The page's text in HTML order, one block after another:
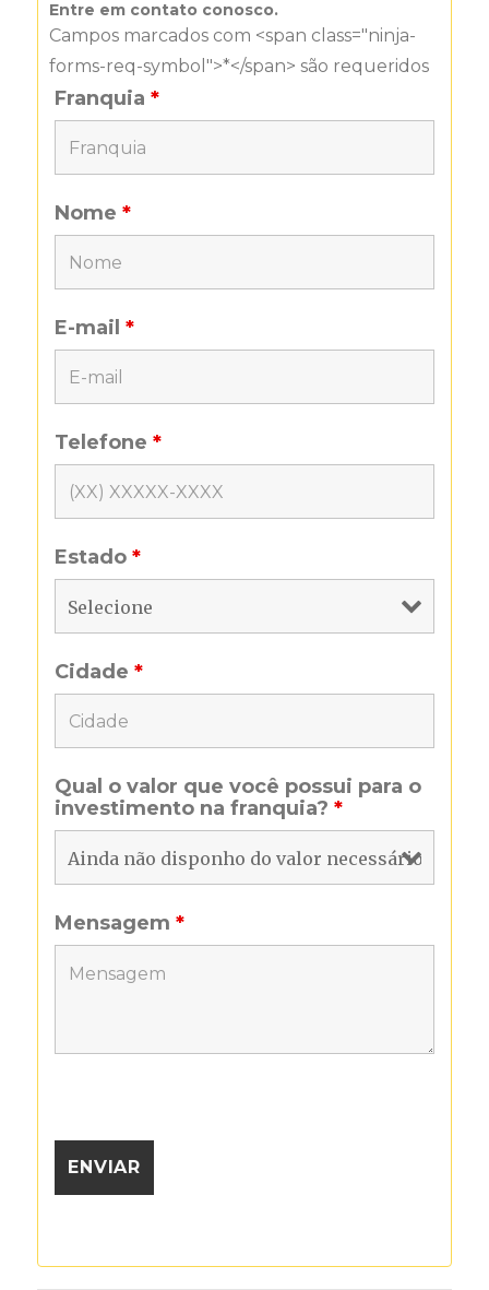
Entre em contato conosco.
Campos marcados com <span class="ninja-
forms-req-symbol">*</span> são requeridos
Franquia*
Nome*
E-mail*
Telefone*
Estado*
Cidade*
Qual o valor que você possui para o
investimento na franquia?*
Mensagem*